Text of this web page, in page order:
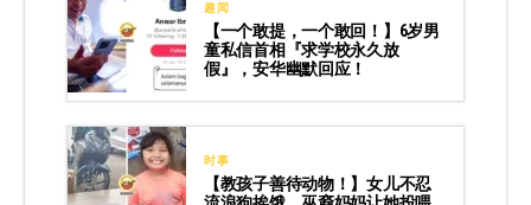
趣闻
【一个敢提，一个敢回！】6岁男
童私信首相『求学校永久放
假』，安华幽默回应！
时事
【教孩子善待动物！】女儿不忍